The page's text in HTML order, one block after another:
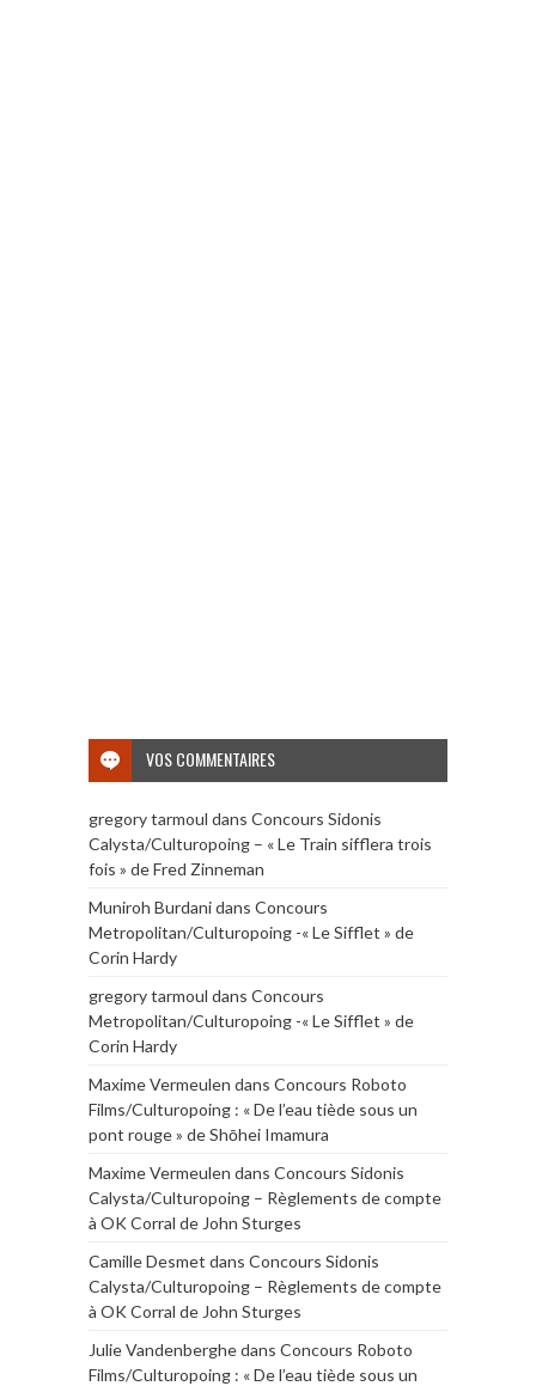
VOS COMMENTAIRES
gregory tarmoul dans Concours Sidonis
Calysta/Culturopoing – « Le Train sifflera trois
fois » de Fred Zinneman
Muniroh Burdanidans Concours
Metropolitan/Culturopoing -« Le Sifflet » de
Corin Hardy
gregory tarmoul dans Concours
Metropolitan/Culturopoing -« Le Sifflet » de
Corin Hardy
Maxime Vermeulen dans Concours Roboto
Films/Culturopoing : « De l’eau tiède sous un
pont rouge » de Shōhei Imamura
Maxime Vermeulen dans Concours Sidonis
Calysta/Culturopoing – Règlements de compte
à OK Corral de John Sturges
Camille Desmet dans Concours Sidonis
Calysta/Culturopoing – Règlements de compte
à OK Corral de John Sturges
Julie Vandenberghedans Concours Roboto
Films/Culturopoing : « De l’eau tiède sous un